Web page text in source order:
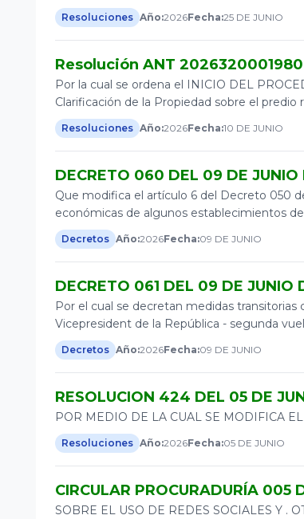
Resoluciones Año:2026Fecha:25 DE JUNIO
Resolución ANT
Por la cual se ordena el INICIO DEL
Clarificación de la Propiedad sobre el predio
Resoluciones Año:2026Fecha:10 DE JUNIO
DECRETO 060 DEL 09 DE
Que modifica el artículo 6 del Decreto 050
económicas de algunos establecimientos
Decretos Año:2026Fecha:09 DE JUNIO
DECRETO 061 DEL 09 DE JUNIO
Por el cual se decretan medidas
Vicepresident de la República - segunda
Decretos Año:2026Fecha:09 DE JUNIO
RESOLUCION 424 DEL 05 DE
POR MEDIO DE LA CUAL SE MODIFICA
Resoluciones Año:2026Fecha:05 DE JUNIO
CIRCULAR PROCURADURÍA 005
SOBRE EL USO DE REDES SOCIALES Y .